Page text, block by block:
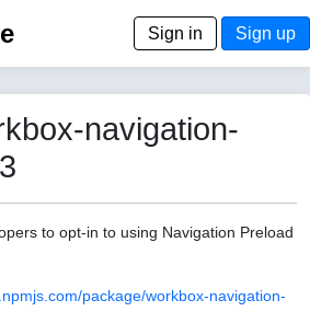
Sign in Sign up
navigation-
to opt-in to using Navigation Preload
package/workbox-navigation-